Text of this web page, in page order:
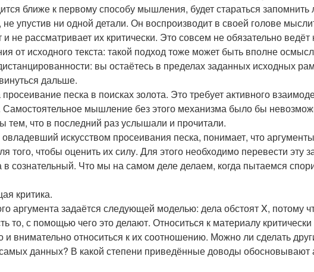
ближе к первому способу мышления, будет стараться
упустив ни одной детали. Он воспроизводит в своей голове
не рассматривает их критически. Это совсем не обязательно ведёт
от исходного текста: такой подход тоже может быть вполне
вы остаётесь в пределах заданных исходных
дальше.
песка в поисках золота. Это требует активного
Самостоятельное мышление без этого механизма было бы
тем, что в последний раз услышали и прочитали.
искусством просеивания песка, понимает, что
того, чтобы оценить их силу. Для этого необходимо перевести эту
в сознательный. Что мы на самом деле делаем, когда пытаемся
критика.
аргумента задаётся следующей моделью: дела обстоят X, потому
то, с помощью чего это делают. Относиться к материалу критически
и внимательно относиться к их соотношению. Можно ли сделать
данных? В какой степени приведённые доводы обосновывают